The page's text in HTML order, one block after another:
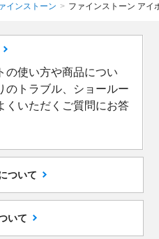
インストーン > ファインストーン アイ
の使い方や商品につい
のトラブル、ショールー
くいただくご質問にお答
ついて
いて